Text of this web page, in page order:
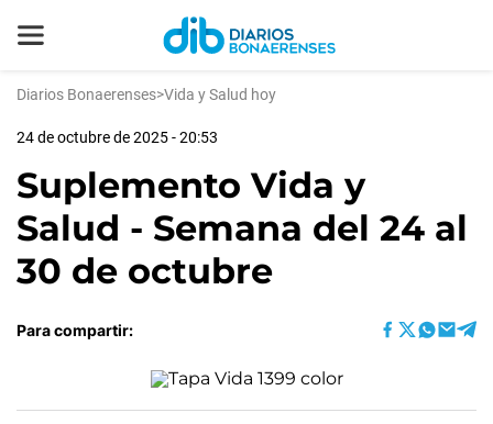
Diarios Bonaerenses>Vida y Salud hoy
24 de octubre de 2025 - 20:53
Suplemento Vida y
Salud - Semana del 24 al
30 de octubre
Para compartir: